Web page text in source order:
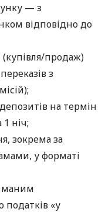
— з
відповідно до
(купівля/продаж)
з
на термін
ніч;
зокрема за
у форматі
податків «у